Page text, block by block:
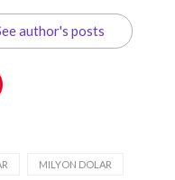
author's posts
MILYON DOLAR